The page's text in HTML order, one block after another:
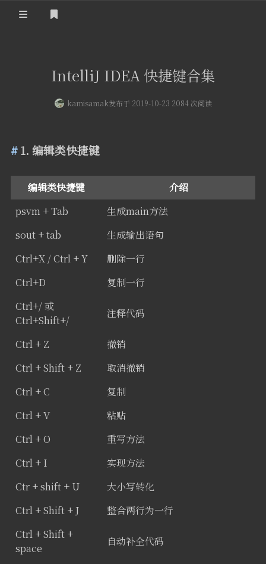
IntelliJ IDEA 快捷键合集
kamisamak发布于 2019-10-23 2084 次阅读
1. 编辑类快捷键
编辑类快捷键
介绍
psvm + Tab
生成main方法
sout + tab
生成输出语句
Ctrl+X / Ctrl + Y
删除一行
Ctrl+D
复制一行
Ctrl+/ 或
Ctrl+Shift+/
注释代码
Ctrl + Z
撤销
Ctrl + Shift + Z
取消撤销
Ctrl + C
复制
Ctrl + V
粘贴
Ctrl + O
重写方法
Ctrl + I
实现方法
Ctr + shift + U
大小写转化
Ctrl + Shift + J
整合两行为一行
Ctrl + Shift +
space
自动补全代码